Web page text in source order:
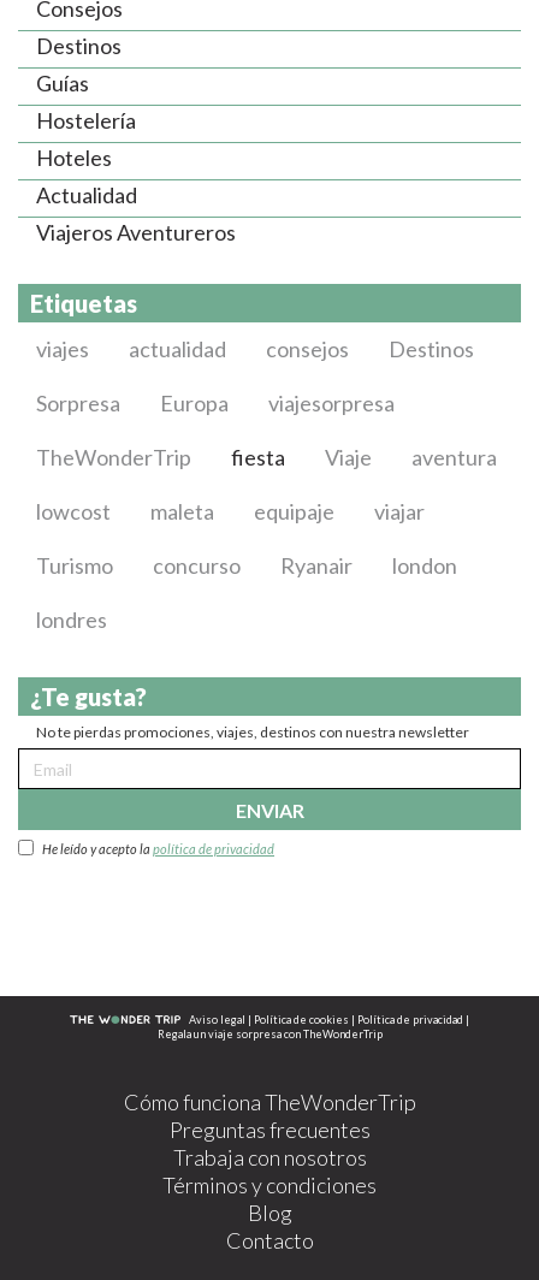
Consejos
Destinos
Guías
Hostelería
Hoteles
Actualidad
Viajeros Aventureros
Etiquetas
viajes actualidad consejos Destinos
Sorpresa Europa viajesorpresa
TheWonderTrip fiesta Viaje aventura
lowcost maleta equipaje viajar
Turismo concurso Ryanair london
londres
¿Te gusta?
No te pierdas promociones, viajes, destinos con nuestra newsletter
ENVIAR
He leído y acepto la política de privacidad
Aviso legal Política de cookies Política de privacidad
Regala un viaje sorpresa con TheWonderTrip
Cómo funciona TheWonderTrip
Preguntas frecuentes
Trabaja con nosotros
Términos y condiciones
Blog
Contacto